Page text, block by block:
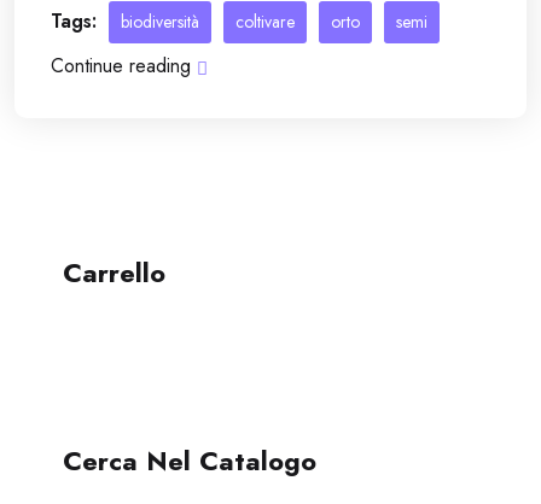
Tags: biodiversità coltivare orto semi
Continue reading
Carrello
Cerca Nel Catalogo